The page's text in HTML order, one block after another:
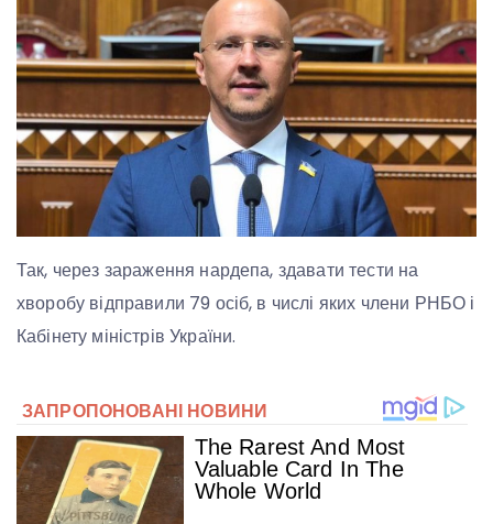
Так, через зараження нардепа, здавати тести на
хворобу відправили 79 осіб, в числі яких члени РНБО і
Кабінету міністрів України.